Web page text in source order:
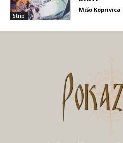
Strip
Mišo Koprivica